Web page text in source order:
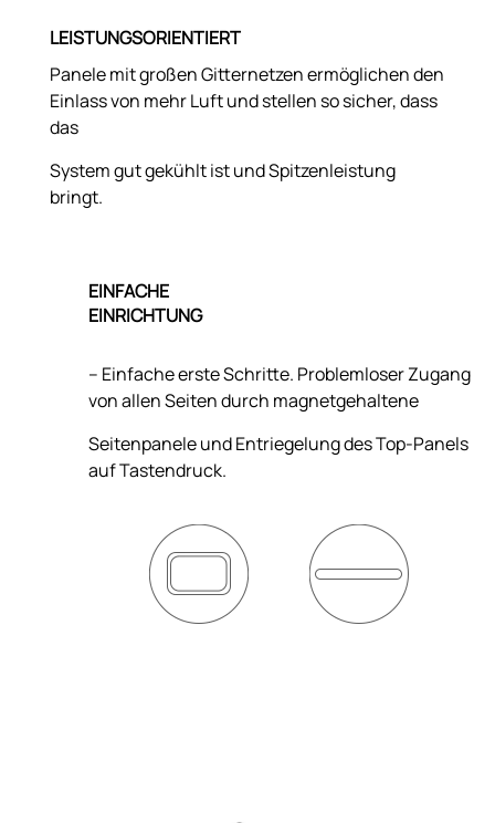
LEISTUNGSORIENTIERT
Panele mit großen Gitternetzen ermöglichen den
Einlass von mehr Luft und stellen so sicher, dass
das
System gut gekühlt ist und Spitzenleistung
bringt.
EINFACHE
EINRICHTUNG
– Einfache erste Schritte. Problemloser Zugang
von allen Seiten durch magnetgehaltene
Seitenpanele und Entriegelung des Top-Panels
auf Tastendruck.